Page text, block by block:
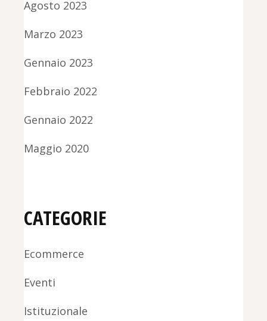
Agosto 2023
Marzo 2023
Gennaio 2023
Febbraio 2022
Gennaio 2022
Maggio 2020
CATEGORIE
Ecommerce
Eventi
Istituzionale